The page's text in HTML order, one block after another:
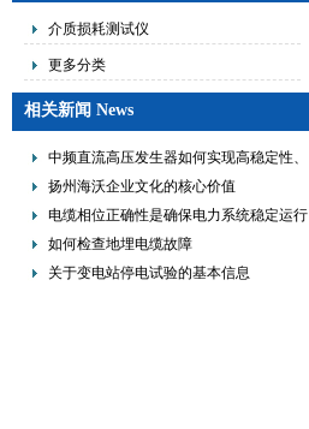
介质损耗测试仪
更多分类
相关新闻 News
中频直流高压发生器如何实现高稳定性、
低纹波与便携式设计？
扬州海沃企业文化的核心价值
电缆相位正确性是确保电力系统稳定运行
的重要措施
如何检查地埋电缆故障
关于变电站停电试验的基本信息